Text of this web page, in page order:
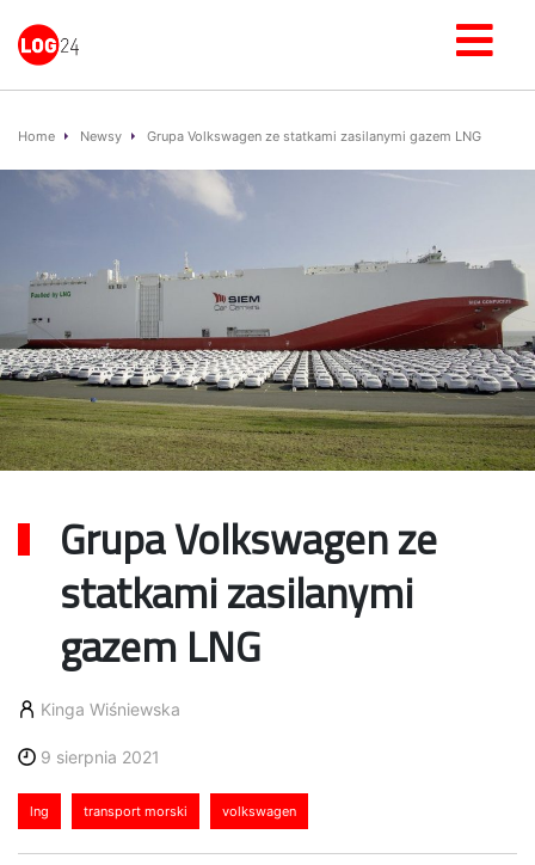
Home Newsy Grupa Volkswagen ze statkami zasilanymi gazem LNG
Grupa Volkswagen ze
statkami zasilanymi
gazem LNG
Kinga Wiśniewska
9 sierpnia 2021
lng transport morski volkswagen